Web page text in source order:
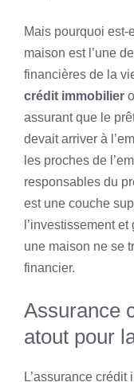
Mais pourquoi est-
maison est l’une
financières de la
crédit immobilier
assurant que le
devait arriver à
les proches de
responsables du
est une couche
l’investissement
une maison ne se
financier.
Assurance
atout pour
L’assurance